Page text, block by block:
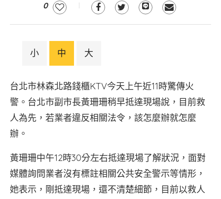
0
小 中 大
台北市林森北路錢櫃KTV今天上午近11時驚傳火
警。台北市副市長黃珊珊稍早抵達現場說，目前救
人為先，若業者違反相關法令，該怎麼辦就怎麼
辦。
黃珊珊中午12時30分左右抵達現場了解狀況，面對
媒體詢問業者沒有標註相關公共安全警示等情形，
她表示，剛抵達現場，還不清楚細節，目前以救人